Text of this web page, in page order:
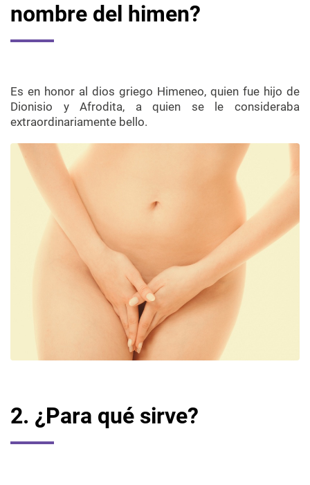
nombre del himen?
Es en honor al dios griego Himeneo, quien fue hijo de
Dionisio y Afrodita, a quien se le consideraba
extraordinariamente bello.
2. ¿Para qué sirve?